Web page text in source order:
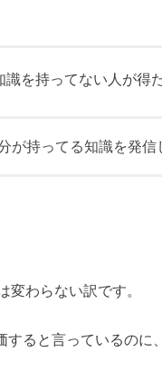
を持ってない人が得
が持ってる知識を発信
わらない訳です。
ると言っているのに